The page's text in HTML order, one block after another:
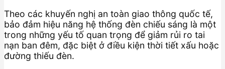
Theo các khuyến nghị an toàn giao thông quốc tế,
bảo đảm hiệu năng hệ thống đèn chiếu sáng là một
trong những yếu tố quan trọng để giảm rủi ro tai
nạn ban đêm, đặc biệt ở điều kiện thời tiết xấu hoặc
đường thiếu đèn.